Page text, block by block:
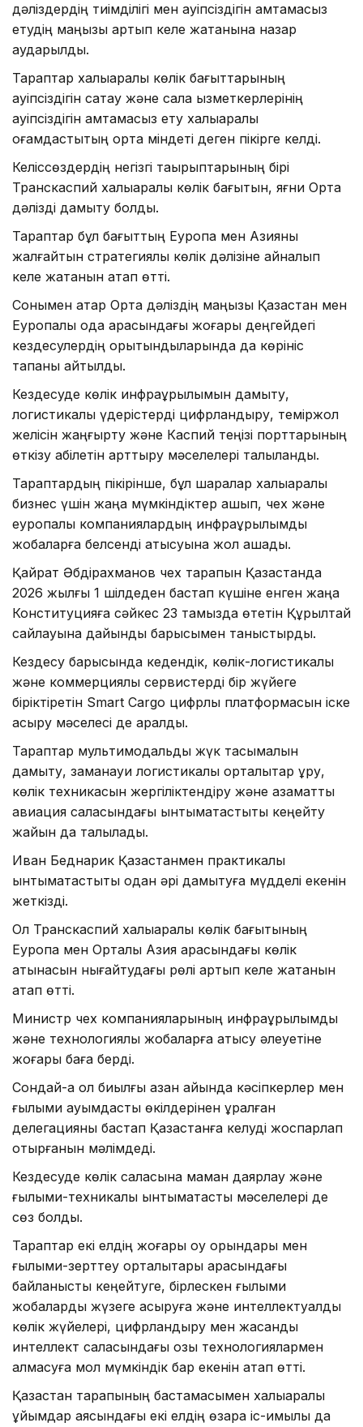
дәліздердің тиімділігі мен қауіпсіздігін қамтамасыз
етудің маңызы артып келе жатқанына назар
аударылды.
Тараптар халықаралық көлік бағыттарының
қауіпсіздігін сақтау және сала қызметкерлерінің
қауіпсіздігін қамтамасыз ету халықаралық
қоғамдастықтың ортақ міндеті деген пікірге келді.
Келіссөздердің негізгі тақырыптарының бірі
Транскаспий халықаралық көлік бағытын, яғни Орта
дәлізді дамыту болды.
Тараптар бұл бағыттың Еуропа мен Азияны
жалғайтын стратегиялық көлік дәлізіне айналып
келе жатқанын атап өтті.
Сонымен қатар Орта дәліздің маңызы Қазақстан мен
Еуропалық одақ арасындағы жоғары деңгейдегі
кездесулердің қорытындыларында да көрініс
тапқаны айтылды.
Кездесуде көлік инфрақұрылымын дамыту,
логистикалық үдерістерді цифрландыру, теміржол
желісін жаңғырту және Каспий теңізі порттарының
өткізу қабілетін арттыру мәселелері талқыланды.
Тараптардың пікірінше, бұл шаралар халықаралық
бизнес үшін жаңа мүмкіндіктер ашып, чех және
еуропалық компаниялардың инфрақұрылымдық
жобаларға белсенді қатысуына жол ашады.
Қайрат Әбдірахманов чех тарапын Қазақстанда
2026 жылғы 1 шілдеден бастап күшіне енген жаңа
Конституцияға сәйкес 23 тамызда өтетін Құрылтай
сайлауына дайындық барысымен таныстырды.
Кездесу барысында кедендік, көлік-логистикалық
және коммерциялық сервистерді бір жүйеге
біріктіретін Smart Cargo цифрлық платформасын іске
асыру мәселесі де қаралды.
Тараптар мультимодальды жүк тасымалын
дамыту, заманауи логистикалық орталықтар құру,
көлік техникасын жергіліктендіру және азаматтық
авиация саласындағы ынтымақтастықты кеңейту
жайын да талқылады.
Иван Беднарик Қазақстанмен практикалық
ынтымақтастықты одан әрі дамытуға мүдделі екенін
жеткізді.
Ол Транскаспий халықаралық көлік бағытының
Еуропа мен Орталық Азия арасындағы көлік
қатынасын нығайтудағы рөлі артып келе жатқанын
атап өтті.
Министр чех компанияларының инфрақұрылымдық
және технологиялық жобаларға қатысу әлеуетіне
жоғары баға берді.
Сондай-ақ ол биылғы қазан айында кәсіпкерлер мен
ғылыми қауымдастық өкілдерінен құралған
делегацияны бастап Қазақстанға келуді жоспарлап
отырғанын мәлімдеді.
Кездесуде көлік саласына маман даярлау және
ғылыми-техникалық ынтымақтастық мәселелері де
сөз болды.
Тараптар екі елдің жоғары оқу орындары мен
ғылыми-зерттеу орталықтары арасындағы
байланысты кеңейтуге, бірлескен ғылыми
жобаларды жүзеге асыруға және интеллектуалды
көлік жүйелері, цифрландыру мен жасанды
интеллект саласындағы озық технологиялармен
алмасуға мол мүмкіндік бар екенін атап өтті.
Қазақстан тарапының бастамасымен халықаралық
ұйымдар аясындағы екі елдің өзара іс-қимылы да